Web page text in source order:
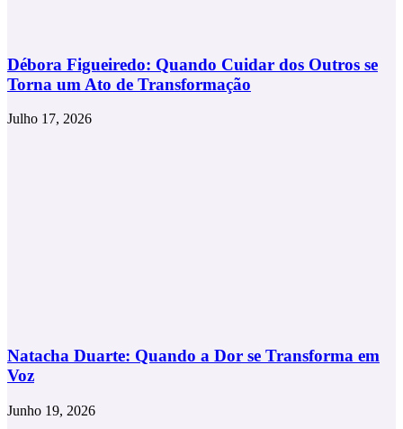
Débora Figueiredo: Quando Cuidar dos Outros se
Torna um Ato de Transformação
Julho 17, 2026
Natacha Duarte: Quando a Dor se Transforma em
Voz
Junho 19, 2026